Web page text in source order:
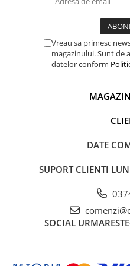
Panouri portabile
Statii energie portabile
Intrerupatoare si prize
Lumina (Becuri si Lanterne)
Laptop & PC accesorii, baterii,
cabluri USB, prelungitoare
Cablu de date si Adaptoare
Vreau sa primesc
magazinului. Sunt de
datelor conform
DATE
SUPORT CLIENTI
SOCIAL